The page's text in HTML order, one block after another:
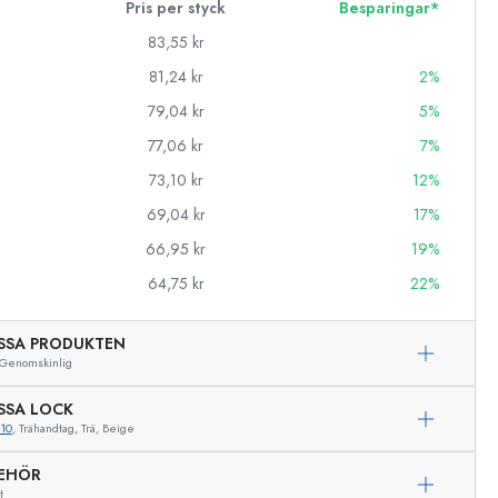
Pris per styck
Besparingar*
83,55 kr
81,24 kr
2%
79,04 kr
5%
77,06 kr
7%
73,10 kr
12%
69,04 kr
17%
66,95 kr
19%
64,75 kr 22%
PRODUKTEN
Genomskinlig
LOCK
, Trähandtag, Trä, Beige